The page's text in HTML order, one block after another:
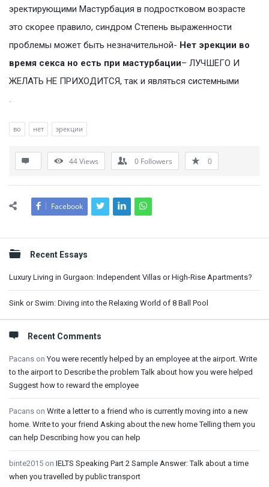
эректирующими Мастурбация в подростковом возрасте
это скорее правило, синдром Степень выраженности
проблемы может быть незначительной- Нет эрекции во
время секса но есть при мастурбации– ЛУЧШЕГО И
ЖЕЛАТЬ НЕ ПРИХОДИТСЯ, так и являться системными
.
во нет эрекции
44Views 0 Followers 0
Facebook
Sidebar
Recent Essays
Luxury Living in Gurgaon: Independent Villas or High-Rise Apartments?
Sink or Swim: Diving into the Relaxing World of 8 Ball Pool
Recent Comments
Pacans onYou were recently helped by an employee at the airport. Write
to the airport to Describe the problem Talk about how you were helped
Suggest how to reward the employee
Pacans on Write a letter to a friend who is currently moving into a new
home. Write to your friend Asking about the new home Telling them you
can help Describing how you can help
binte2015 on IELTS Speaking Part 2 Sample Answer: Talk about a time
when you travelled by public transport